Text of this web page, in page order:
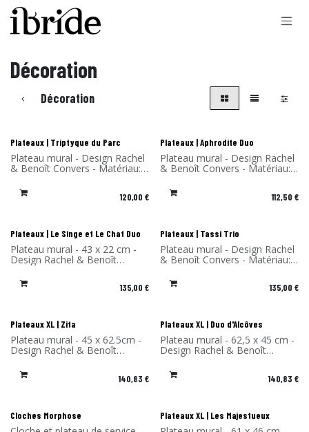
Se rendre au contenu
Décoration
Décoration
Nouveau !
Plateaux | Triptyque du Parc
Plateau mural - Design Rachel
& Benoît Convers - Matériau:
en France
120,00 €
Nouveau !
Plateaux | Aphrodite Duo
Plateau mural - Design Rachel
& Benoît Convers - Matériau:
en France
112,50 €
Nouveau !
Plateaux | Le Singe et Le Chat Duo
Plateau mural - 43 x 22 cm -
Design Rachel & Benoît
Convers - Matériau: Stratifié
de bouleau - Fabriqué en
France 135,00 €
Nouveau !
Plateaux | Tassi Trio
Plateau mural - Design Rachel
& Benoît Convers - Matériau:
en France
135,00 €
Plateaux XL | Zita
Plateau mural - 45 x 62.5cm -
Design Rachel & Benoît
Convers - Matériau: Stratifié
de bouleau- Fabriqué en
France 140,83 €
Plateaux XL | Duo d'Alcôves
Plateau mural - 62,5 x 45 cm -
Design Rachel & Benoît
Convers - Matériau: Stratifié
de bouleau - Fabriqué en
France 140,83 €
Cloches Morphose Plateaux XL | Les Majestueux